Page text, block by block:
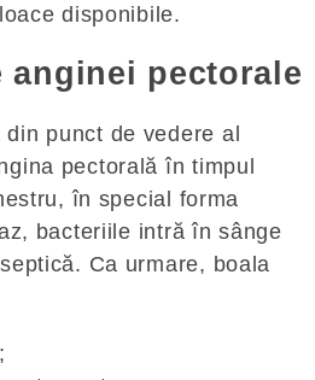
disponibile.
anginei pectorale
punct de vedere al
pectorală în timpul
în special forma
bacteriile intră în sânge
Ca urmare, boala